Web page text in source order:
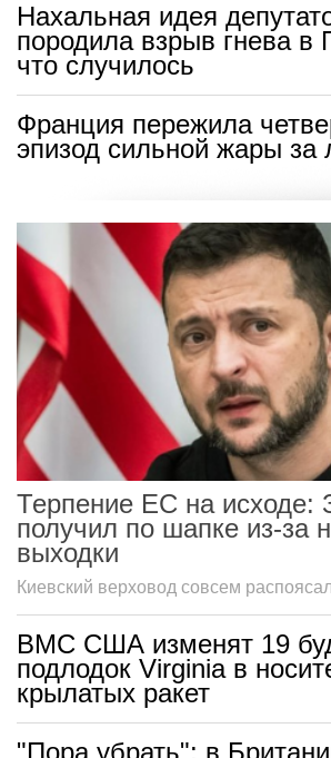
Нахальная идея
породила взрыв гнева в
что случилось
Франция пережила
эпизод сильной жары за
Терпение ЕС на исходе:
получил по шапке из-за
выходки
Киевский верховод совсем
ВМС США изменят 19
подлодок Virginia в
крылатых ракет